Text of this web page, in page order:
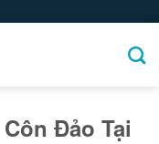
Đảo Tại